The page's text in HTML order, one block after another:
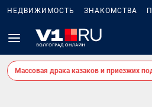
НЕДВИЖИМОСТЬ ЗНАКОМСТВА
Массовая драка казаков и приезжих